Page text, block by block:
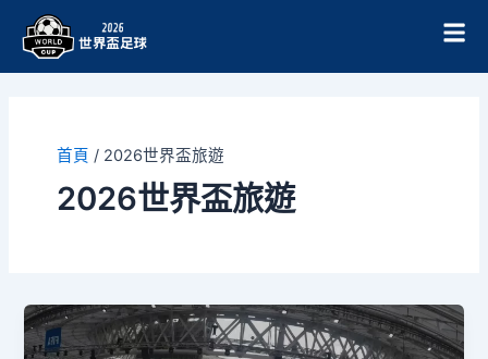
首頁 / 2026世界盃旅遊
2026世界盃旅遊